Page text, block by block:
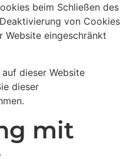
beim Schließen des
von Cookies
Website eingeschränkt
dieser Website
dieser
mit